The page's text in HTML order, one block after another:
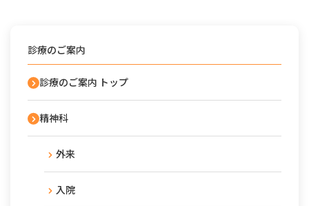
診療のご案内
診療のご案内 トップ
精神科
外来
入院